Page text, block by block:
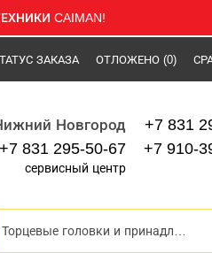
CAIMAN!
ЗАКАЗА ОТЛОЖЕНО (0)
Новгород
+7 831 295-50-67
сервисный центр
+7 831
+7 910-